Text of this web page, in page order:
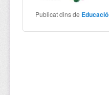
Publicat dins de Educació